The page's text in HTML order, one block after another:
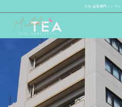
大分 出張専門メンズ